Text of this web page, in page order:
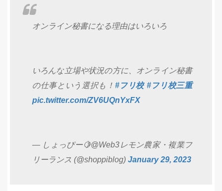
オンライン秘書になる理由はいろいろ
いろんな立場や状況の方に、オンライン秘書
の仕事という選択も！ #フリ校 #フリ校三重
pic.twitter.com/ZV6UQnYxFX
— しょっぴー🍋@Web3レモン農家・複業フ
リーランス (@shoppiblog) January 29, 2023